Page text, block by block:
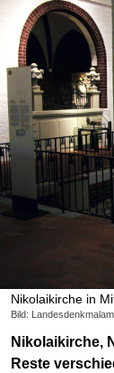
Nikolaikirche in
Bild:
Nikolaikirche,
Reste